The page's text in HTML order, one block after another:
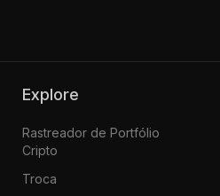
Explore
Rastreador de Portfólio
Cripto
Troca